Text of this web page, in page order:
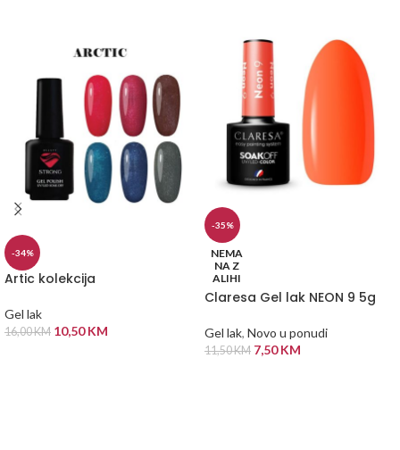
-34%
Artic kolekcija
Gel lak
16,00KM 10,50KM
-35%
NEMA
NA Z
ALIHI
Claresa Gel lak NEON 9 5g
Gel lak, Novo u ponudi
11,50KM 7,50KM